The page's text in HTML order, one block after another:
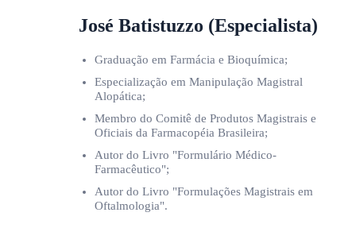
José Batistuzzo (Especialista)
Graduação em Farmácia e Bioquímica;
Especialização em Manipulação Magistral
Alopática;
Membro do Comitê de Produtos Magistrais e
Oficiais da Farmacopéia Brasileira;
Autor do Livro "Formulário Médico-
Farmacêutico";
Autor do Livro "Formulações Magistrais em
Oftalmologia".